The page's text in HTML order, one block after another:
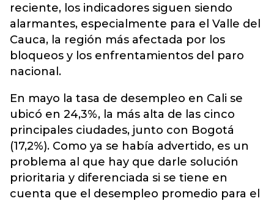
reciente, los indicadores siguen siendo
alarmantes, especialmente para el Valle del
Cauca, la región más afectada por los
bloqueos y los enfrentamientos del paro
nacional.
En mayo la tasa de desempleo en Cali se
ubicó en 24,3%, la más alta de las cinco
principales ciudades, junto con Bogotá
(17,2%). Como ya se había advertido, es un
problema al que hay que darle solución
prioritaria y diferenciada si se tiene en
cuenta que el desempleo promedio para el